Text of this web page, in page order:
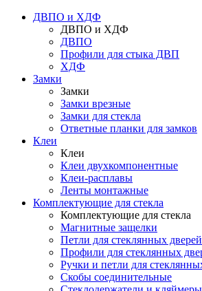
ДВПО и ХДФ
ДВПО и ХДФ
ДВПО
Профили для стыка ДВП
ХДФ
Замки
Замки
Замки врезные
Замки для стекла
Ответные планки для замков
Клеи
Клеи
Клеи двухкомпонентные
Клеи-расплавы
Ленты монтажные
Комплектующие для стекла
Комплектующие для стекла
Магнитные защелки
Петли для стеклянных
Профили для стеклянных
Ручки и петли для
Скобы соединительные